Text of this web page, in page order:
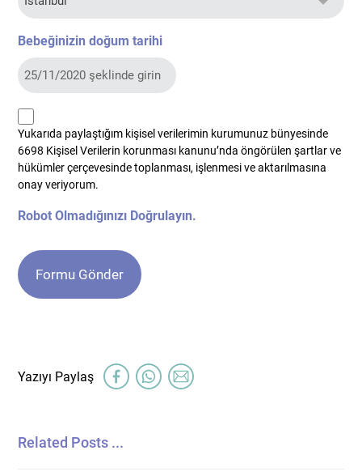
Bebeğinizin doğum tarihi
kvkk
*
Yukarıda paylaştığım kişisel verilerimin kurumunuz bünyesinde
6698 Kişisel Verilerin korunması kanunu’nda öngörülen şartlar ve
hükümler çerçevesinde toplanması, işlenmesi ve aktarılmasına
onay veriyorum.
Robot Olmadığınızı Doğrulayın.
Related Posts ...